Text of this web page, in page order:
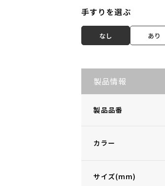
手すりを選ぶ
なし あり
製品情報
製品品番
カラー
サイズ(mm)